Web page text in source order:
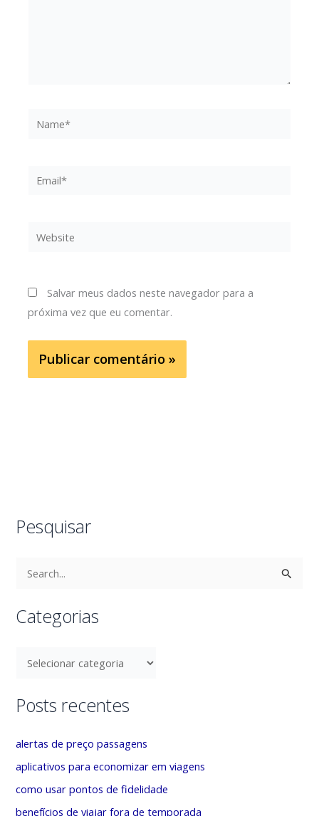
Salvar meus dados neste navegador para a
próxima vez que eu comentar.
Pesquisar
s
a
p
o
r
Categorias
t
g
Posts recentes
alertas de preço passagens
aplicativos para economizar em viagens
como usar pontos de fidelidade
benefícios de viajar fora de temporada